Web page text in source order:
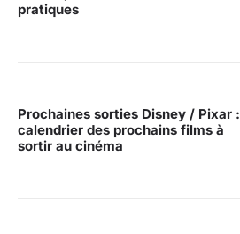
pratiques
Prochaines sorties Disney / Pixar :
calendrier des prochains films à
sortir au cinéma